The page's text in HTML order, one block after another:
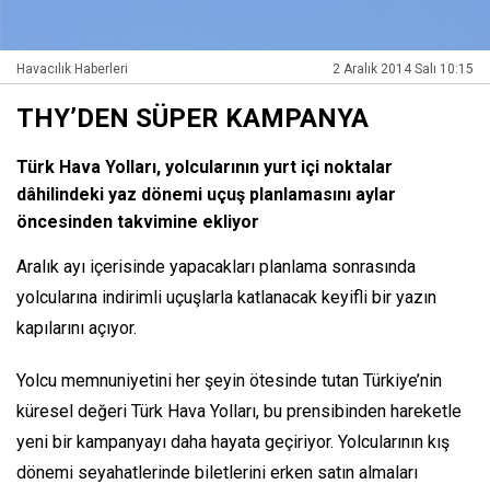
Havacılık Haberleri 2 Aralık 2014 Salı 10:15
THY’DEN SÜPER KAMPANYA
Türk Hava Yolları, yolcularının yurt içi noktalar
dâhilindeki yaz dönemi uçuş planlamasını aylar
öncesinden takvimine ekliyor
Aralık ayı içerisinde yapacakları planlama sonrasında
yolcularına indirimli uçuşlarla katlanacak keyifli bir yazın
kapılarını açıyor.
Yolcu memnuniyetini her şeyin ötesinde tutan Türkiye’nin
küresel değeri Türk Hava Yolları, bu prensibinden hareketle
yeni bir kampanyayı daha hayata geçiriyor. Yolcularının kış
dönemi seyahatlerinde biletlerini erken satın almaları